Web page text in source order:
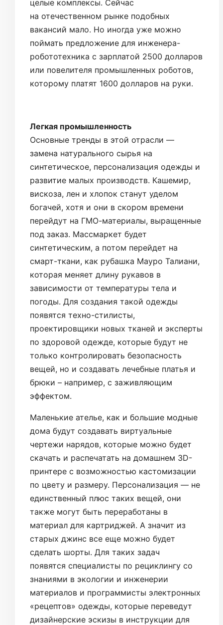
целые комплексы. Сейчас
на отечественном рынке подобных
вакансий мало. Но иногда уже можно
поймать предложение для инженера-
робототехника с зарплатой 2500 долларов
или повелителя промышленных роботов,
которому платят 1600 долларов на руки.
Легкая промышленность
Основные тренды в этой отрасли —
замена натурального сырья на
синтетическое, персонализация одежды и
развитие малых производств. Кашемир,
вискоза, лен и хлопок станут уделом
богачей, хотя и они в скором времени
перейдут на ГМО-материалы, выращенные
под заказ. Массмаркет будет
синтетическим, а потом перейдет на
смарт-ткани, как рубашка Мауро Талиани,
которая меняет длину рукавов в
зависимости от температуры тела и
погоды. Для создания такой одежды
появятся техно-стилисты,
проектировщики новых тканей и эксперты
по здоровой одежде, которые будут не
только контролировать безопасность
вещей, но и создавать лечебные платья и
брюки – например, с заживляющим
эффектом.
Маленькие ателье, как и большие модные
дома будут создавать виртуальные
чертежи нарядов, которые можно будет
скачать и распечатать на домашнем 3D-
принтере с возможностью кастомизации
по цвету и размеру. Персонализация — не
единственный плюс таких вещей, они
также могут быть переработаны в
материал для картриджей. А значит из
старых джинс все еще можно будет
сделать шорты. Для таких задач
появятся специалисты по рециклингу со
знаниями в экологии и инженерии
материалов и программисты электронных
«рецептов» одежды, которые переведут
дизайнерские эскизы в инструкции для